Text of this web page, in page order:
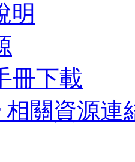
明
冊下載
相關資源連